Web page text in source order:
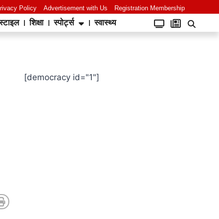
Policy Advertisement with Us Registration Membership
शिक्षा स्पोर्ट्स स्वास्थ्य
[democracy id="1"]